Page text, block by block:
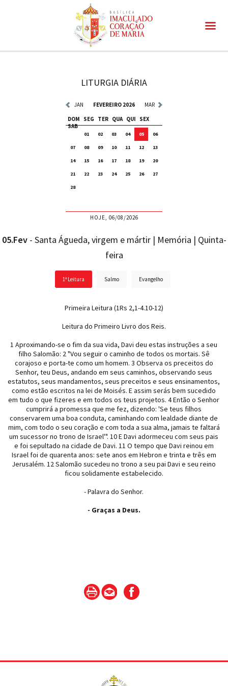
LITURGIA DIÁRIA
JAN FEVEREIRO 2026
MAR
DOM
SEG TER QUA QUI
SEX
SAB
01 02 03 04 05
06
07
08 09 10 11 12
13
14
15 16 17 18 19
20
21
22 23 24 25 26
27
28
HOJE, 06/08/2026
05.Fev- Santa Águeda, virgem e mártir | Memória | Quinta-
feira
1ª Leitura Salmo Evangelho
Primeira Leitura (1Rs 2,1-4.10-12)
Leitura do Primeiro Livro dos Reis.
1 Aproximando-se o fim da sua vida, Davi deu estas instruções a seu
filho Salomão: 2 "Vou seguir o caminho de todos os mortais. Sê
corajoso e porta-te como um homem. 3 Observa os preceitos do
Senhor, teu Deus, andando em seus caminhos, observando seus
estatutos, seus mandamentos, seus preceitos e seus ensinamentos,
como estão escritos na lei de Moisés. E assim serás bem sucedido
em tudo o que fizeres e em todos os teus projetos. 4 Então o Senhor
cumprirá a promessa que me fez, dizendo: 'Se teus filhos
conservarem uma boa conduta, caminhando com lealdade diante de
mim, com todo o seu coração e com toda a sua alma, jamais te faltará
um sucessor no trono de Israel'". 10 E Davi adormeceu com seus pais
e foi sepultado na cidade de Davi. 11 O tempo que Davi reinou em
Israel foi de quarenta anos: sete anos em Hebron e trinta e três em
Jerusalém. 12 Salomão sucedeu no trono a seu pai Davi e seu reino
ficou solidamente estabelecido.
- Palavra do Senhor.
- Graças a Deus.